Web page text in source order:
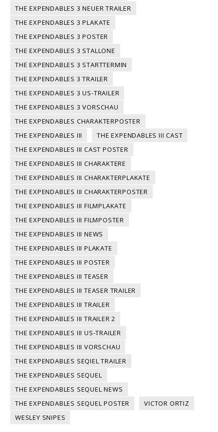
THE EXPENDABLES 3 NEUER TRAILER
THE EXPENDABLES 3 PLAKATE
THE EXPENDABLES 3 POSTER
THE EXPENDABLES 3 STALLONE
THE EXPENDABLES 3 STARTTERMIN
THE EXPENDABLES 3 TRAILER
THE EXPENDABLES 3 US-TRAILER
THE EXPENDABLES 3 VORSCHAU
THE EXPENDABLES CHARAKTERPOSTER
THE EXPENDABLES III
THE EXPENDABLES III CAST
THE EXPENDABLES III CAST POSTER
THE EXPENDABLES III CHARAKTERE
THE EXPENDABLES III CHARAKTERPLAKATE
THE EXPENDABLES III CHARAKTERPOSTER
THE EXPENDABLES III FILMPLAKATE
THE EXPENDABLES III FILMPOSTER
THE EXPENDABLES III NEWS
THE EXPENDABLES III PLAKATE
THE EXPENDABLES III POSTER
THE EXPENDABLES III TEASER
THE EXPENDABLES III TEASER TRAILER
THE EXPENDABLES III TRAILER
THE EXPENDABLES III TRAILER 2
THE EXPENDABLES III US-TRAILER
THE EXPENDABLES III VORSCHAU
THE EXPENDABLES SEQIEL TRAILER
THE EXPENDABLES SEQUEL
THE EXPENDABLES SEQUEL NEWS
THE EXPENDABLES SEQUEL POSTER
VICTOR ORTIZ
WESLEY SNIPES